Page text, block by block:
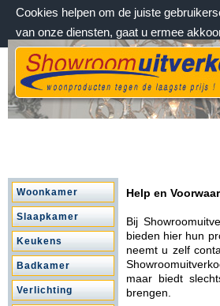
Cookies helpen om de juiste
van onze diensten, gaat u ermee
zondag 9 augustus 2026, 08:57 uur
Welkom bij Showroomuitverkoop.nl
Woonkamer
Slaapkamer
Keukens
Badkamer
Verlichting
Help en
Bij
bieden hier hun
neemt u zelf
maar biedt
brengen.